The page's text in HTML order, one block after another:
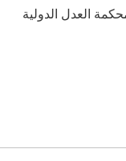
العدل الدولية